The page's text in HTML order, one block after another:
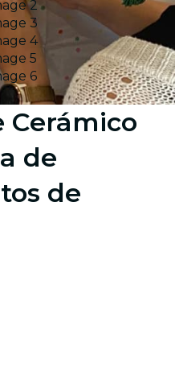
2
3
4
5
6
Cerámico
de
de